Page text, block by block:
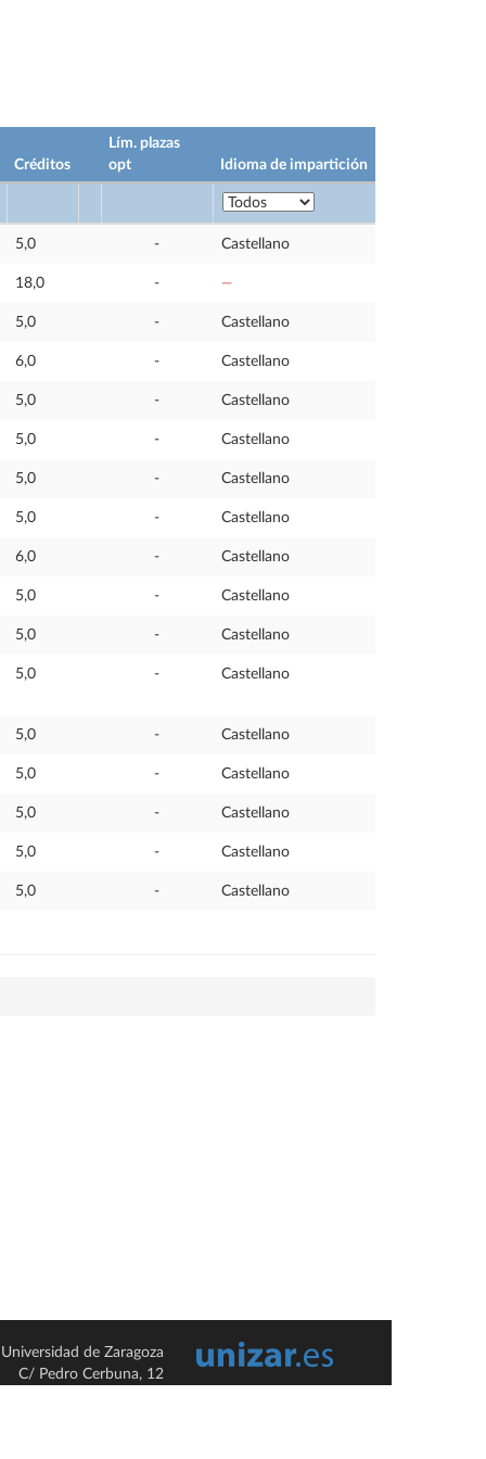
Créditos
Lím. plazas
opt
Idioma de impartición
5,0 - Castellano
18,0 - —
5,0 - Castellano
6,0 - Castellano
5,0 - Castellano
5,0 - Castellano
5,0 - Castellano
5,0 - Castellano
6,0 - Castellano
5,0 - Castellano
5,0 - Castellano
5,0 - Castellano
5,0 - Castellano
5,0 - Castellano
5,0 - Castellano
5,0 - Castellano
5,0 - Castellano
Universidad de Zaragoza
C/ Pedro Cerbuna, 12